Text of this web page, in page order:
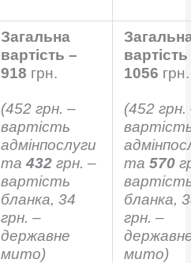
Загальна
вартість –
918 грн.
(452 грн. –
вартість
адмінпослуги
та432грн. –
вартість
бланка, 34
грн. –
державне
мито)
1056 грн.
(452 грн.
та 570
бланка,
грн. –
мито)